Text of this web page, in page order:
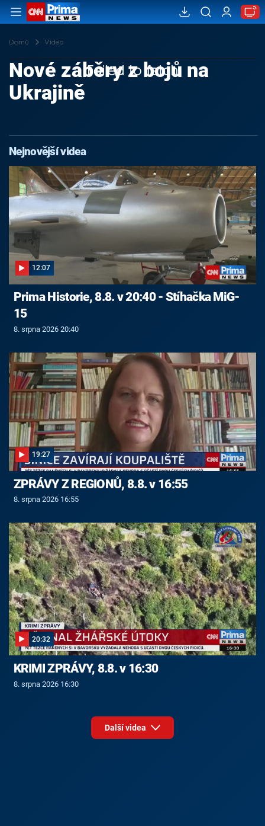
Domů Videa
Failed to fetch
Nové záběry z bojů na
Ukrajině
Nejnovější videa
12:07
Prima Historie, 8.8. v 20:40 - Stíhačka MiG-
15
8. srpna 2026 20:40
19:27
ZPRÁVY Z REGIONŮ, 8.8. v 16:55
8. srpna 2026 16:55
20:32
KRIMI ZPRÁVY, 8.8. v 16:30
8. srpna 2026 16:30
Další videa